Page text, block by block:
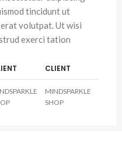
tincidunt ut
volutpat. Ut wisi
exerci tation.
CLIENT
MINDSPARKLE
SHOP